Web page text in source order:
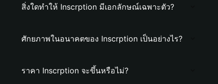
สิ่งใดทำให้ Inscrption มีเอกลักษณ์เฉพาะตัว?
ศักยภาพในอนาคตของ Inscrption เป็นอย่างไร?
ราคา Inscrption จะขึ้นหรือไม่?